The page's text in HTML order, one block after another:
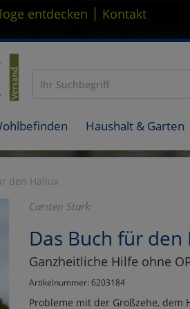
entdecken | Kontakt
Haushalt & Garten
den Hallux
Carsten Stark:
Das Buch für den
Ganzheitliche Hilfe ohne
Artikelnummer: 6203184
Probleme mit der Großzehe,